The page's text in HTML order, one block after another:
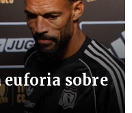
euforia sobre